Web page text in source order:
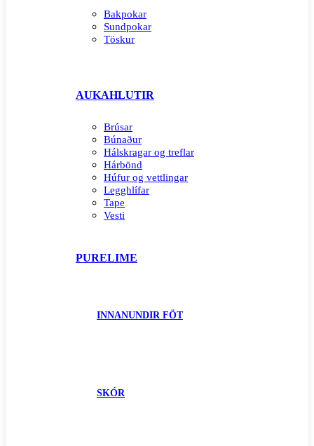
Bakpokar
Sundpokar
Töskur
AUKAHLUTIR
Brúsar
Búnaður
Hálskragar og treflar
Hárbönd
Húfur og vettlingar
Legghlífar
Tape
Vesti
PURELIME
INNANUNDIR FÖT
SKÓR